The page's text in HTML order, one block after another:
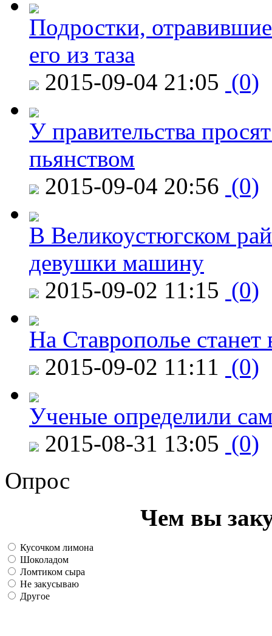
Подростки,
его из таза
2015-09-04 21:05 (0)
У правительства
пьянством
2015-09-04 20:56 (0)
В Великоустюгском
девушки машину
2015-09-02 11:15 (0)
На Ставрополье
2015-09-02 11:11 (0)
Ученые определили
2015-08-31 13:05 (0)
Опрос
Чем вы
Кусочком лимона
Шоколадом
Ломтиком сыра
Не закусываю
Другое